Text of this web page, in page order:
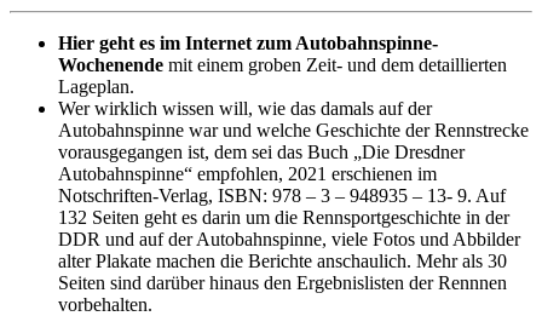
Hier geht es im Internet zum Autobahnspinne-
Wochenende mit einem groben Zeit- und dem detaillierten
Lageplan.
Wer wirklich wissen will, wie das damals auf der
Autobahnspinne war und welche Geschichte der Rennstrecke
vorausgegangen ist, dem sei das Buch „Die Dresdner
Autobahnspinne“ empfohlen, 2021 erschienen im
Notschriften-Verlag, ISBN: 978 – 3 – 948935 – 13- 9. Auf
132 Seiten geht es darin um die Rennsportgeschichte in der
DDR und auf der Autobahnspinne, viele Fotos und Abbilder
alter Plakate machen die Berichte anschaulich. Mehr als 30
Seiten sind darüber hinaus den Ergebnislisten der Rennnen
vorbehalten.